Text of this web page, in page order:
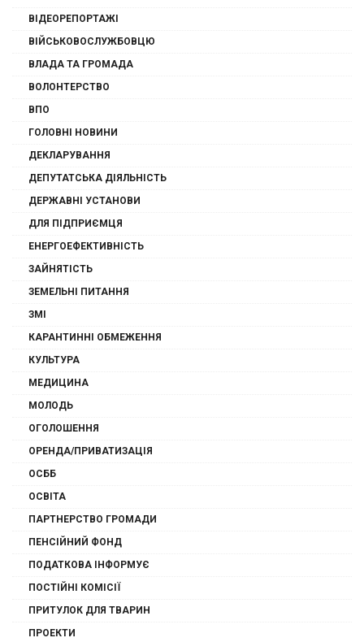
ВІДЕОРЕПОРТАЖІ
ВІЙСЬКОВОСЛУЖБОВЦЮ
ВЛАДА ТА ГРОМАДА
ВОЛОНТЕРСТВО
ВПО
ГОЛОВНІ НОВИНИ
ДЕКЛАРУВАННЯ
ДЕПУТАТСЬКА ДІЯЛЬНІСТЬ
ДЕРЖАВНІ УСТАНОВИ
ДЛЯ ПІДПРИЄМЦЯ
ЕНЕРГОЕФЕКТИВНІСТЬ
ЗАЙНЯТІСТЬ
ЗЕМЕЛЬНІ ПИТАННЯ
ЗМІ
КАРАНТИННІ ОБМЕЖЕННЯ
КУЛЬТУРА
МЕДИЦИНА
МОЛОДЬ
ОГОЛОШЕННЯ
ОРЕНДА/ПРИВАТИЗАЦІЯ
ОСББ
ОСВІТА
ПАРТНЕРСТВО ГРОМАДИ
ПЕНСІЙНИЙ ФОНД
ПОДАТКОВА ІНФОРМУЄ
ПОСТІЙНІ КОМІСІЇ
ПРИТУЛОК ДЛЯ ТВАРИН
ПРОЕКТИ